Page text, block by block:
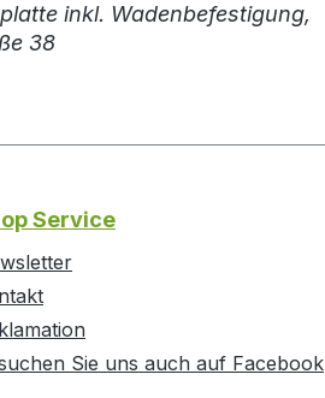
inkl. Wadenbefestigung,
38
Service
Sie uns auch auf Facebook